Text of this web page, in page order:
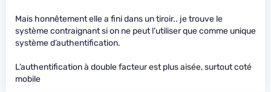
Mais honnêtement elle a fini dans un tiroir.. je trouve le
système contraignant si on ne peut l’utiliser que comme unique
système d’authentification.
L’authentification à double facteur est plus aisée, surtout coté
mobile